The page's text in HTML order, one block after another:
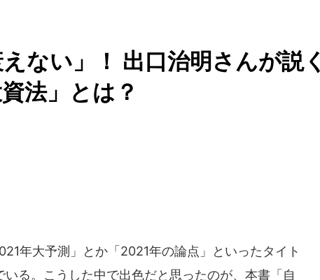
ない」！ 出口治明さんが説く
法」とは？
年大予測」とか「2021年の論点」といったタイト
る。こうした中で出色だと思ったのが、本書「自